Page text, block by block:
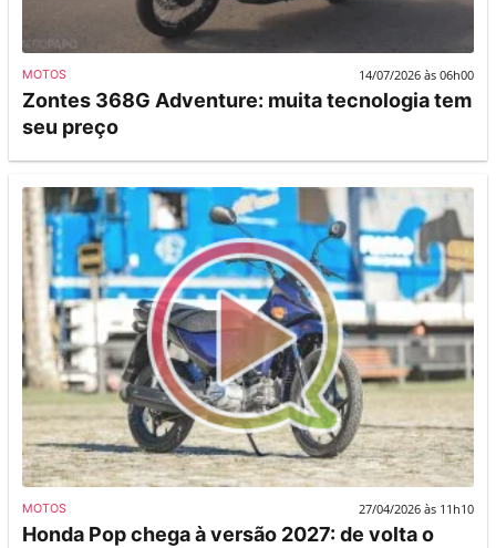
MOTOS 14/07/2026 às 06h00
Zontes 368G Adventure: muita tecnologia tem
seu preço
MOTOS 27/04/2026 às 11h10
Honda Pop chega à versão 2027: de volta o